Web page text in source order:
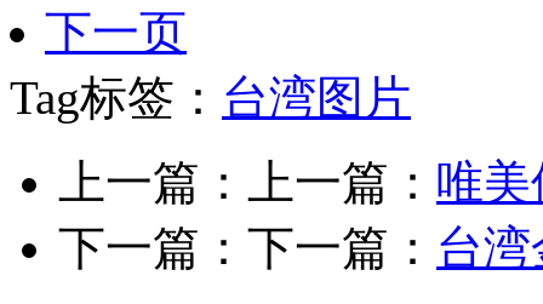
下一页
Tag标签： 台湾图片
上一篇：上一篇： 唯
下一篇：下一篇： 台